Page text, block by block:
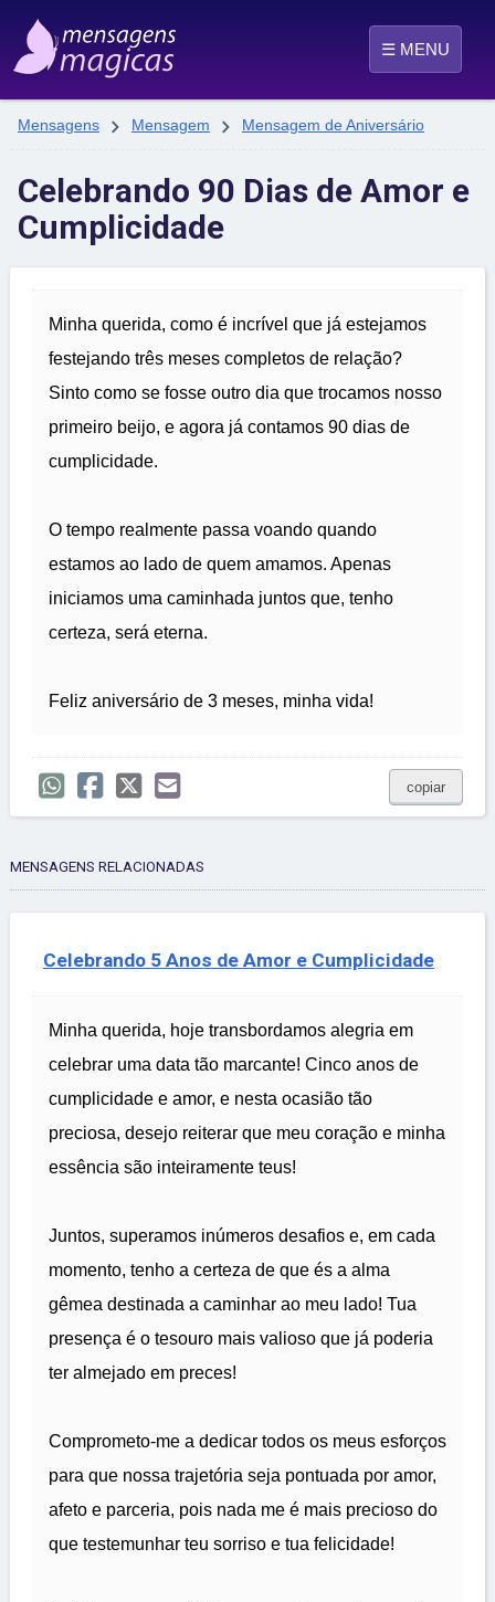
☰ MENU
Mensagens  Mensagem  Mensagem de Aniversário
Celebrando 90 Dias de Amor e
Cumplicidade
Minha querida, como é incrível que já estejamos
festejando três meses completos de relação?
Sinto como se fosse outro dia que trocamos nosso
primeiro beijo, e agora já contamos 90 dias de
cumplicidade.
O tempo realmente passa voando quando
estamos ao lado de quem amamos. Apenas
iniciamos uma caminhada juntos que, tenho
certeza, será eterna.
Feliz aniversário de 3 meses, minha vida!
copiar
MENSAGENS RELACIONADAS
Celebrando 5 Anos de Amor e Cumplicidade
Minha querida, hoje transbordamos alegria em
celebrar uma data tão marcante! Cinco anos de
cumplicidade e amor, e nesta ocasião tão
preciosa, desejo reiterar que meu coração e minha
essência são inteiramente teus!
Juntos, superamos inúmeros desafios e, em cada
momento, tenho a certeza de que és a alma
gêmea destinada a caminhar ao meu lado! Tua
presença é o tesouro mais valioso que já poderia
ter almejado em preces!
Comprometo-me a dedicar todos os meus esforços
para que nossa trajetória seja pontuada por amor,
afeto e parceria, pois nada me é mais precioso do
que testemunhar teu sorriso e tua felicidade!